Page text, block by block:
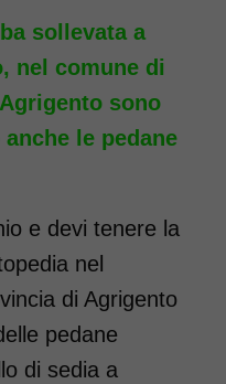
cm
sollevata a
nel comune di
sono
le pedane
e devi tenere la
nel
di Agrigento
pedane
di sedia a